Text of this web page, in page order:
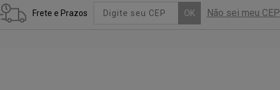
Frete e Prazos OK Não sei meu CEP